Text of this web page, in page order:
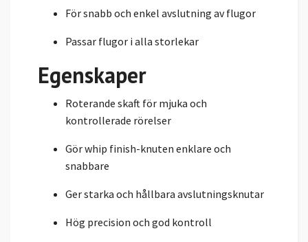
För snabb och enkel avslutning av flugor
Passar flugor i alla storlekar
Egenskaper
Roterande skaft för mjuka och
kontrollerade rörelser
Gör whip finish-knuten enklare och
snabbare
Ger starka och hållbara avslutningsknutar
Hög precision och god kontroll